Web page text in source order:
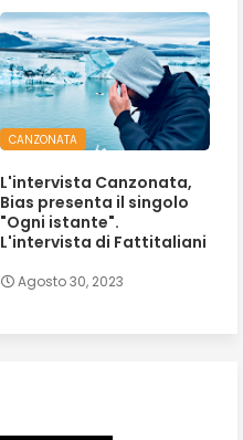
CANZONATA
L'intervista Canzonata,
Bias presenta il singolo
"Ogni istante".
L'intervista di Fattitaliani
Agosto 30, 2023